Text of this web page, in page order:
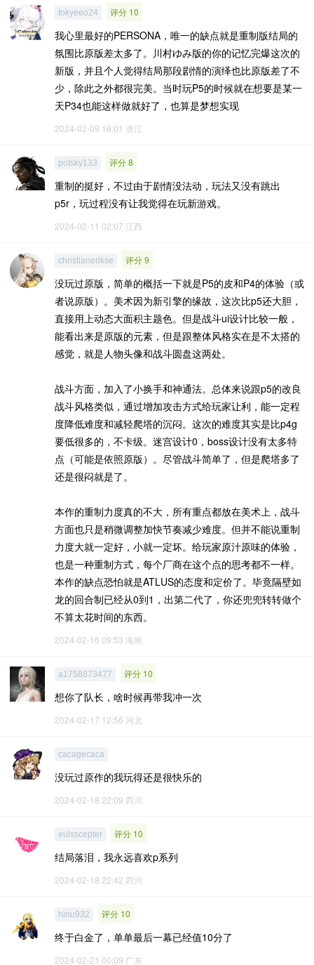
tokyeeo24 评分 10
我心里最好的PERSONA，唯一的缺点就是重制版结局的
氛围比原版差太多了。川村ゆみ版的你的记忆完爆这次的
新版，并且个人觉得结局那段剧情的演绎也比原版差了不
少，除此之外都很完美。当时玩P5的时候就在想要是某一
天P34也能这样做就好了，也算是梦想实现
2024-02-09 16:01 浙江
potsky133 评分 8
重制的挺好，不过由于剧情没法动，玩法又没有跳出
p5r，玩过程没有让我觉得在玩新游戏。
2024-02-11 02:07 江西
christianerikse 评分 9
没玩过原版，简单的概括一下就是P5的皮和P4的体验（或
者说原版）。美术因为新引擎的缘故，这次比p5还大胆，
直接用上动态大面积主题色。但是战斗ui设计比较一般，
能看出来是原版的元素，但是跟整体风格实在是不太搭的
感觉，就是人物头像和战斗圆盘这两处。
战斗方面，加入了小换手和神通法。总体来说跟p5的改良
战斗风格类似，通过增加攻击方式给玩家让利，能一定程
度降低难度和减轻爬塔的沉闷。这次的难度其实是比p4g
要低很多的，不卡级。迷宫设计0，boss设计没有太多特
点（可能是依照原版）。尽管战斗简单了，但是爬塔多了
还是很闷就是了。
本作的重制力度真的不大，所有重点都放在美术上，战斗
方面也只是稍微调整加快节奏减少难度。但并不能说重制
力度大就一定好，小就一定坏。给玩家原汁原味的体验，
也是一种重制方式，每个厂商在这个点的思考都不一样。
本作的缺点恐怕就是ATLUS的态度和定价了。毕竟隔壁如
龙的回合制已经从0到1，出第二代了，你还兜兜转转做个
不算太花时间的东西。
2024-02-16 09:53 海南
a1758873477 评分 10
想你了队长，啥时候再带我冲一次
2024-02-17 12:56 河北
cacagecaca
没玩过原作的我玩得还是很快乐的
2024-02-18 22:09 四川
eulsscepter 评分 10
结局落泪，我永远喜欢p系列
2024-02-18 22:42 四川
hinu932 评分 10
终于白金了，单单最后一幕已经值10分了
2024-02-21 00:09 广东